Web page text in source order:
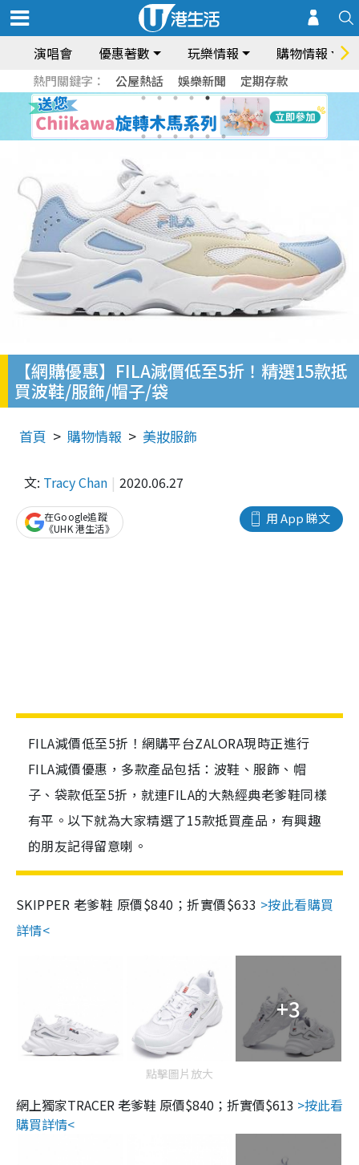
演唱會 優惠著數 玩樂情報 購物情報
熱門關鍵字： 公屋熱話 娛樂新聞 定期存款
【網購優惠】FILA減價低至5折！精選15款抵
買波鞋/服飾/帽子/袋
首頁 購物情報 美妝服飾
文: Tracy Chan 2020.06.27
用 App 睇文
在Google追蹤
《UHK 港生活》
FILA減價低至5折！網購平台ZALORA現時正進行
FILA減價優惠，多款產品包括：波鞋、服飾、帽
子、袋款低至5折，就連FILA的大熱經典老爹鞋同樣
有平。以下就為大家精選了15款抵買產品，有興趣
的朋友記得留意喇。
SKIPPER 老爹鞋 原價$840；折實價$633 >按此看購買
詳情<
+3
點擊圖片放大
網上獨家TRACER 老爹鞋 原價$840；折實價$613 >按此看
購買詳情<